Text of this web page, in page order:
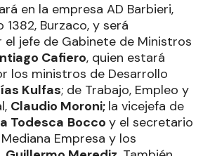
en la empresa AD Barbieri,
1382, Burzaco, y será
el jefe de Gabinete de Ministros
Cafiero, quien estará
los ministros de Desarrollo
Kulfas; de Trabajo, Empleo y
Claudio Moroni; la vicejefa de
Todesca Bocco y el secretario
Empresa y los